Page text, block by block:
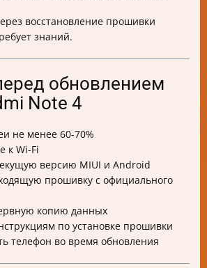
восстановление прошивки
знаний.
обновлением
Note 4
не менее 60-70%
к Wi-Fi
версию MIUI и Android
прошивку с официального
копию данных
по установке прошивки
телефон во время обновления